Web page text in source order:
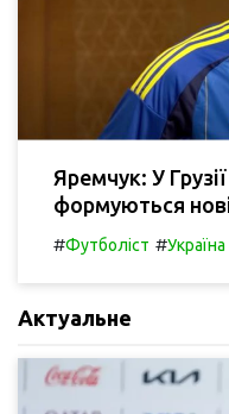
Яремчук: У
формуються
#Футболіст #Україна
Актуальне